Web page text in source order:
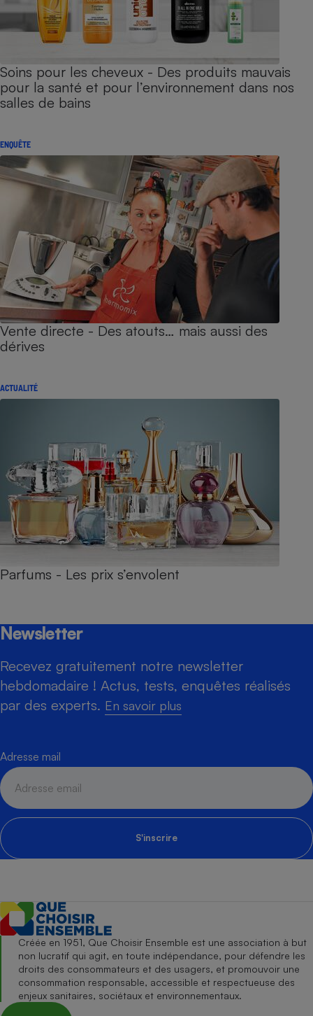
Soins pour les cheveux - Des produits mauvais
pour la santé et pour l’environnement dans nos
salles de bains
ENQUÊTE
Vente directe - Des atouts… mais aussi des
dérives
ACTUALITÉ
Parfums - Les prix s’envolent
Newsletter
Recevez gratuitement notre newsletter
hebdomadaire ! Actus, tests, enquêtes réalisés
par des experts. En savoir plus
Adresse mail
S'inscrire
Créée en 1951, Que Choisir Ensemble est une association à but
non lucratif qui agit, en toute indépendance, pour défendre les
droits des consommateurs et des usagers, et promouvoir une
consommation responsable, accessible et respectueuse des
enjeux sanitaires, sociétaux et environnementaux.